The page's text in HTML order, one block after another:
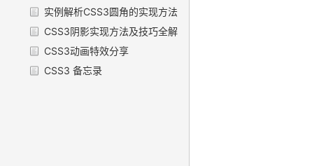
实例解析CSS3圆角的实现方法
CSS3阴影实现方法及技巧全解
CSS3动画特效分享
CSS3 备忘录